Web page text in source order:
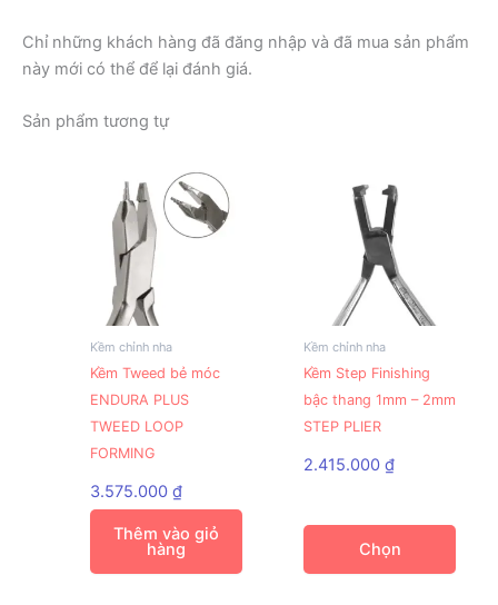
Chỉ những khách hàng đã đăng nhập và đã mua sản phẩm
này mới có thể để lại đánh giá.
Sản phẩm tương tự
Kềm chỉnh nha
Kềm Tweed bẻ móc
ENDURA PLUS
TWEED LOOP
FORMING
3.575.000₫
Thêm vào giỏ
hàng
Kềm chỉnh nha
Kềm Step Finishing
bậc thang 1mm – 2mm
STEP PLIER
2.415.000₫
Chọn
Sản
phẩm
này
có
nhiều
tùy